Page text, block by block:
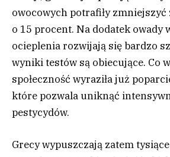
owocowych potrafiły
o 15 procent. Na dodatek owady
ocieplenia rozwijają się bardzo
wyniki testów są obiecujące. Co
społeczność wyraziła już
które pozwala uniknąć
pestycydów.
Grecy wypuszczają zatem